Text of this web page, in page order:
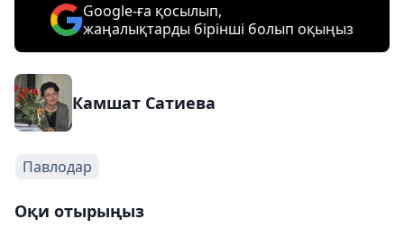
Google-ға қосылып,
жаңалықтарды бірінші болып оқыңыз
Камшат Сатиева
Павлодар
Оқи отырыңыз